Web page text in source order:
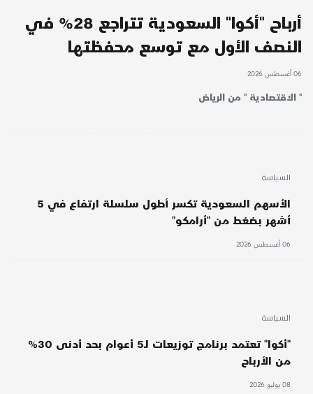
أرباح "أكوا" السعودية تتراجع 28% في
النصف الأول مع توسع محفظتها
'' الاقتصادية '' من الرياض
06 أغسطس 2026
السياسة
الأسهم السعودية تكسر أطول سلسلة ارتفاع في 5
أشهر بضغط من "أرامكو"
06 أغسطس 2026
السياسة
"أكوا" تعتمد برنامج توزيعات لـ5 أعوام بحد أدنى 30%
من الأرباح
08 يوليو 2026